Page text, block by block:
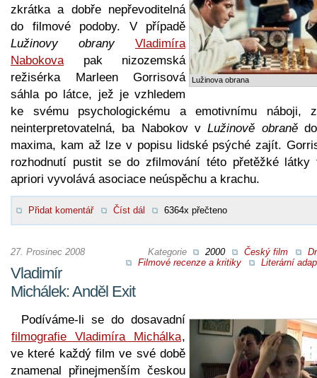
Lužinova obrana
zkrátka a dobře nepřevoditelná
do filmové podoby. V případě
Lužinovy obrany
Vladimíra
Nabokova pak nizozemská
režisérka Marleen Gorrisová
sáhla po látce, jež je vzhledem
ke svému psychologickému a emotivnímu náboji,
neinterpretovatelná, ba Nabokov vLužinově obraně
maxima, kam až lze v popisu lidské psýché zajít.
rozhodnutí pustit se do zfilmování této přetěžké látky
apriori vyvolává asociace neúspěchu a krachu.
Přidat komentář Číst dál 6364x přečteno
Kategorie 2000 Český film
Filmové recenze a kritiky
Literární
27. Prosinec 2008
Vladimír
Michálek: Anděl Exit
Podíváme-li se do dosavadní
filmografie Vladimíra Michálka,
ve které každý film ve své době
znamenal přinejmenším českou